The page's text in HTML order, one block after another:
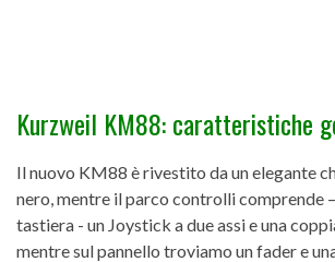
Kurzweil KM88: caratteristiche
Il nuovo KM88 è rivestito da un elegante
nero, mentre il parco controlli comprende
tastiera - un Joystick a due assi e una
mentre sul pannello troviamo un fader e